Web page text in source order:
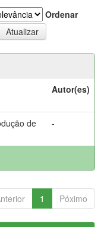
Ordenar
Autor(es)
de
-
1 Póximo